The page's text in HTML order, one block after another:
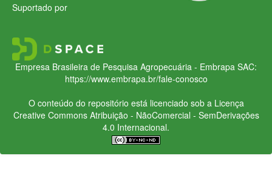
Suportado por
Empresa Brasileira de Pesquisa Agropecuária - Embrapa SAC:
https://www.embrapa.br/fale-conosco
O conteúdo do repositório está licenciado sob a Licença
Creative CommonsAtribuição - NãoComercial - SemDerivações
4.0 Internacional.